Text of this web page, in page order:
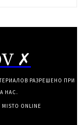
✗
РАЗРЕШЕНО ПРИ
НАС.
MISTO ONLINE